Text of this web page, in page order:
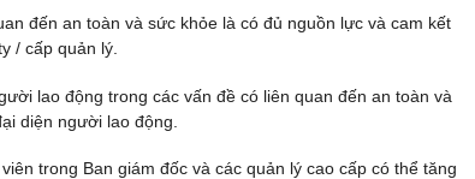
đến an toàn và sức khỏe là có đủ nguồn lực và cam kết
/ cấp quản lý.
lao động trong các vấn đề có liên quan đến an toàn và
diện người lao động.
trong Ban giám đốc và các quản lý cao cấp có thể tăng